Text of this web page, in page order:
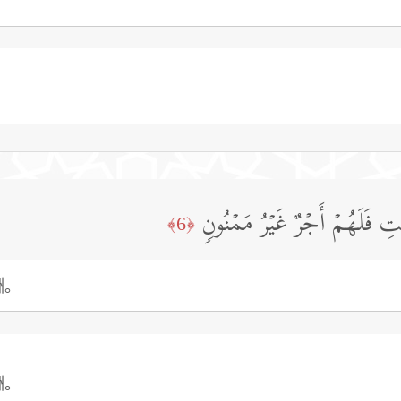
فَلَهُمۡ أَجۡرٌ غَیۡرُ مَمۡنُونࣲ ﴿6﴾